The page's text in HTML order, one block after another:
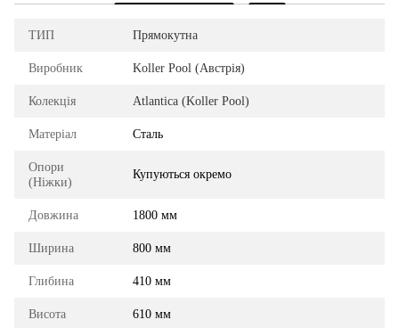
ТИП Прямокутна
Виробник Koller Pool (Австрія)
Колекція Atlantica (Koller Pool)
Матеріал Сталь
Опори
(Ніжки)
Купуються окремо
Довжина 1800 мм
Ширина 800 мм
Глибина 410 мм
Висота 610 мм